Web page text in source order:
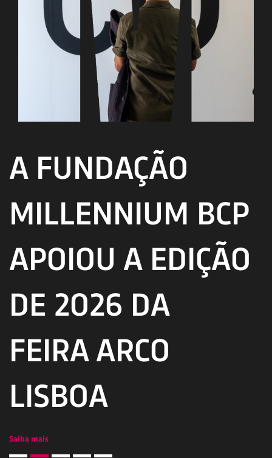
A FUNDAÇÃO
MILLENNIUM BCP
APOIOU A EDIÇÃO
DE 2026 DA
FEIRA ARCO
LISBOA
Saiba mais